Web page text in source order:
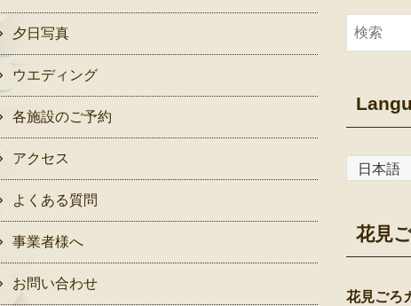
夕日写真
ウエディング
各施設のご予約
アクセス
よくある質問
事業者様へ
お問い合わせ
花見
花見ご